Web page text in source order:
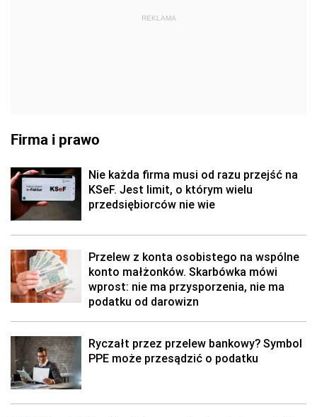
REKLAMA
Firma i prawo
Nie każda firma musi od razu przejść na
KSeF. Jest limit, o którym wielu
przedsiębiorców nie wie
Przelew z konta osobistego na wspólne
konto małżonków. Skarbówka mówi
wprost: nie ma przysporzenia, nie ma
podatku od darowizn
Ryczałt przez przelew bankowy? Symbol
PPE może przesądzić o podatku